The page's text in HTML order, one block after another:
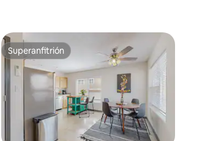
Superanfitrión
Superanfitrión